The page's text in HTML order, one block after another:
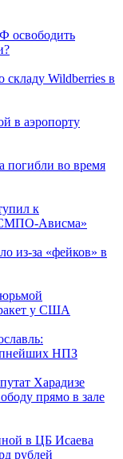
освободить
складу Wildberries в
в аэропорту
погибли во время
к
Ависма»
из-за «фейков» в
у США
НПЗ
Харадизе
прямо в зале
в ЦБ Исаева
рублей